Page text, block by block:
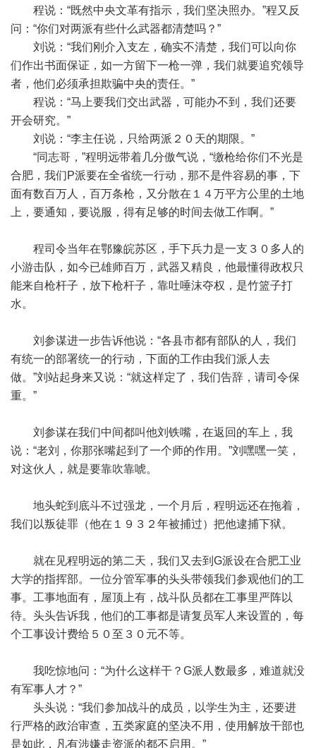
程说：“既然中央文革有指示，我们坚决照办。”程又反
问：“你们对两派有些什么武器都清楚吗？”
刘说：“我们刚介入支左，确实不清楚，我们可以向你
们作出书面保证，如一方留下一枪一弹，我们就要追究领导
者，他们必须承担欺骗中央的责任。”
程说：“马上要我们交出武器，可能办不到，我们还要
开会研究。”
刘说：“李主任说，只给两派２０天的期限。”
“同志哥，”程明远带着几分傲气说，“缴枪给你们不光是
合肥，我们P派要在全省统一行动，那不是件容易的事，下
面有数百万人，百万条枪，又分散在１４万平方公里的土地
上，要通知，要说服，得有足够的时间去做工作啊。”
程司令当年在鄂豫皖苏区，手下兵力是一支３０多人的
小游击队，如今已雄师百万，武器又精良，他最懂得政权只
能来自枪杆子，放下枪杆子，靠吐唾沫夺权，是竹篮子打
水。
刘参谋进一步告诉他说：“各县市都有部队的人，我们
有统一的部署统一的行动，下面的工作由我们派人去
做。”刘站起身来又说：“就这样定了，我们告辞，请司令保
重。”
刘参谋在我们中间都叫他刘铁嘴，在返回的车上，我
说：“老刘，你那张嘴起到了一个师的作用。”刘嘿嘿一笑，
对这伙人，就是要靠吹靠唬。
地头蛇到底斗不过强龙，一个月后，程明远还在拖着，
我们以叛徒罪（他在１９３２年被捕过）把他逮捕下狱。
就在见程明远的第二天，我们又去到G派设在合肥工业
大学的指挥部。一位分管军事的头头带领我们参观他们的工
事。工事地面有，屋顶上有，战斗队员都在工事里严阵以
待。头头告诉我，他们的工事都是请复员军人来设置的，每
个工事设计费给５０至３０元不等。
我吃惊地问：“为什么这样干？G派人数最多，难道就没
有军事人才？”
头头说：“我们参加战斗的成员，以学生为主，还要进
行严格的政治审查，五类家庭的坚决不用，使用解放干部也
是如此，凡有涉嫌走资派的都不启用。”